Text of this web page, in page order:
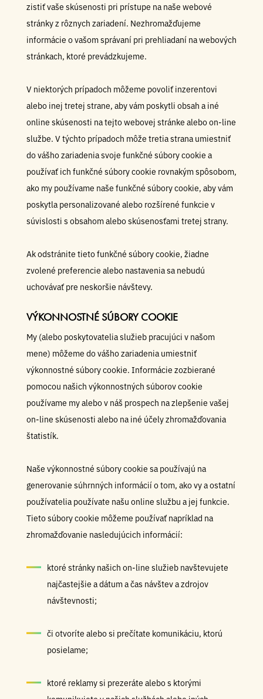
zistiť vaše skúsenosti pri prístupe na naše webové
stránky z rôznych zariadení. Nezhromažďujeme
informácie o vašom správaní pri prehliadaní na webových
stránkach, ktoré prevádzkujeme.
V niektorých prípadoch môžeme povoliť inzerentovi
alebo inej tretej strane, aby vám poskytli obsah a iné
online skúsenosti na tejto webovej stránke alebo on-line
službe. V týchto prípadoch môže tretia strana umiestniť
do vášho zariadenia svoje funkčné súbory cookie a
používať ich funkčné súbory cookie rovnakým spôsobom,
ako my používame naše funkčné súbory cookie, aby vám
poskytla personalizované alebo rozšírené funkcie v
súvislosti s obsahom alebo skúsenosťami tretej strany.
Ak odstránite tieto funkčné súbory cookie, žiadne
zvolené preferencie alebo nastavenia sa nebudú
uchovávať pre neskoršie návštevy.
VÝKONNOSTNÉ SÚBORY COOKIE
My (alebo poskytovatelia služieb pracujúci v našom
mene) môžeme do vášho zariadenia umiestniť
výkonnostné súbory cookie. Informácie zozbierané
pomocou našich výkonnostných súborov cookie
používame my alebo v náš prospech na zlepšenie vašej
on-line skúsenosti alebo na iné účely zhromažďovania
štatistík.
Naše výkonnostné súbory cookie sa používajú na
generovanie súhrnných informácií o tom, ako vy a ostatní
používatelia používate našu online službu a jej funkcie.
Tieto súbory cookie môžeme používať napríklad na
zhromažďovanie nasledujúcich informácií:
ktoré stránky našich on-line služieb navštevujete
najčastejšie a dátum a čas návštev a zdrojov
návštevnosti;
či otvoríte alebo si prečítate komunikáciu, ktorú
posielame;
ktoré reklamy si prezeráte alebo s ktorými